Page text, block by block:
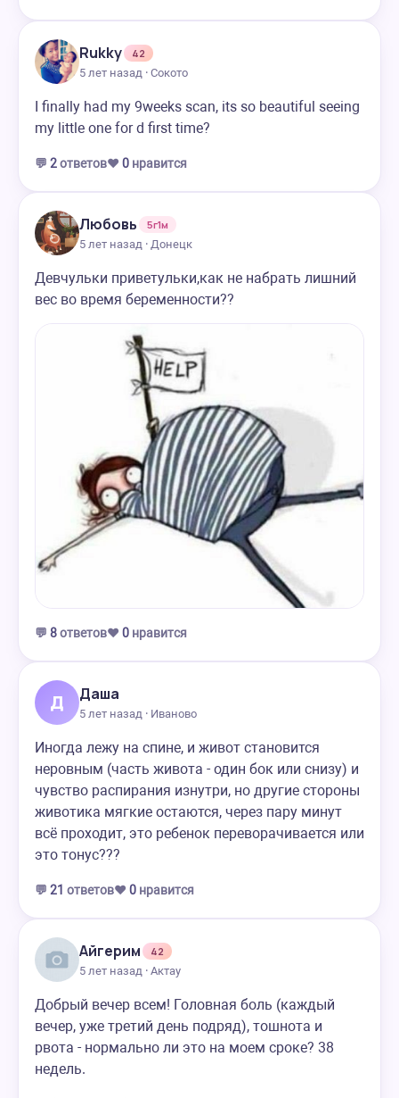
Rukky
42
5 лет назад · Сокото
I finally had my 9weeks scan, its so beautiful seeing
my little one for d first time?
💬 2ответов❤️ 0 нравится
Любовь
5г1м
5 лет назад · Донецк
Девчульки приветульки,как не набрать лишний
вес во время беременности??
💬 8ответов❤️ 0 нравится
Д Даша
5 лет назад · Иваново
Иногда лежу на спине, и живот становится
неровным (часть живота - один бок или снизу) и
чувство распирания изнутри, но другие стороны
животика мягкие остаются, через пару минут
всё проходит, это ребенок переворачивается или
это тонус???
💬 21 ответов❤️ 0 нравится
Айгерим
42
5 лет назад · Актау
Добрый вечер всем! Головная боль (каждый
вечер, уже третий день подряд), тошнота и
рвота - нормально ли это на моем сроке? 38
недель.